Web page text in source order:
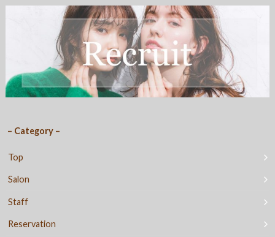
– Category –
Top
Salon
Staff
Reservation